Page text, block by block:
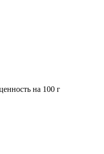
на 100 г